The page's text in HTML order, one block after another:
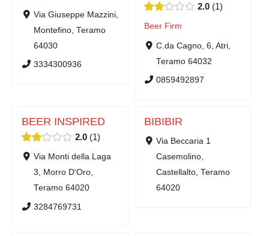
Via Giuseppe Mazzini,
Montefino, Teramo
64030
3334300936
2.0 1
Beer Firm
C.da Cagno, 6, Atri,
Teramo 64032
0859492897
BEER INSPIRED
2.0 1
Via Monti della Laga
3, Morro D'Oro,
Teramo 64020
3284769731
BIBIBIR
Via Beccaria 1
Casemolino,
Castellalto, Teramo
64020